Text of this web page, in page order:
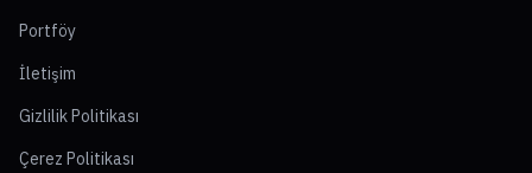
Portföy
İletişim
Gizlilik Politikası
Çerez Politikası